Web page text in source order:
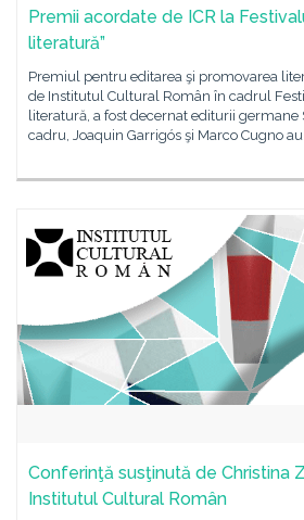
Premii acordate de ICR la
literatură”
Premiul pentru editarea şi promovarea
de Institutul Cultural Român în cadrul
literatură, a fost decernat editurii germane
cadru, Joaquin Garrigós şi Marco Cugno
Conferinţă susţinută de Christina
Institutul Cultural Român